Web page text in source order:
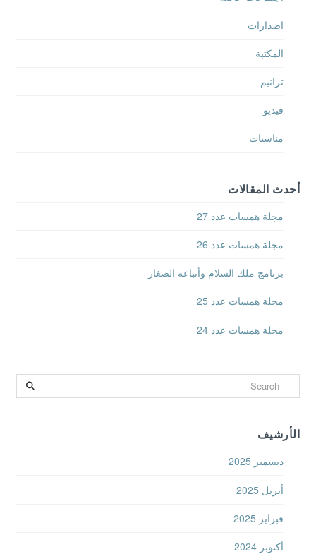
اصدارات
المكتبة
ترانيم
فيديو
مناسبات
أحدث المقالات
مجلة همسات عدد 27
مجلة همسات عدد 26
برنامج ملك السلام وأتباعة الصغار
مجلة همسات عدد 25
مجلة همسات عدد 24
Search
الأرشيف
ديسمبر 2025
أبريل 2025
فبراير 2025
أكتوبر 2024